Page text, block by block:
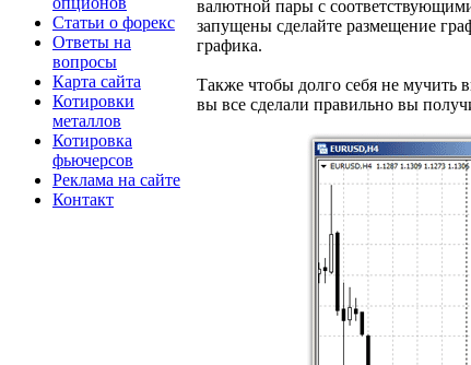
Статьи о форекс
Ответы на
вопросы
Карта сайта
Котировки
металлов
Котировка
фьючерсов
Реклама на сайте
Контакт
валютной пары с
запущены сделайте размещение
графика.
Также чтобы долго себя не мучить
вы все сделали правильно вы